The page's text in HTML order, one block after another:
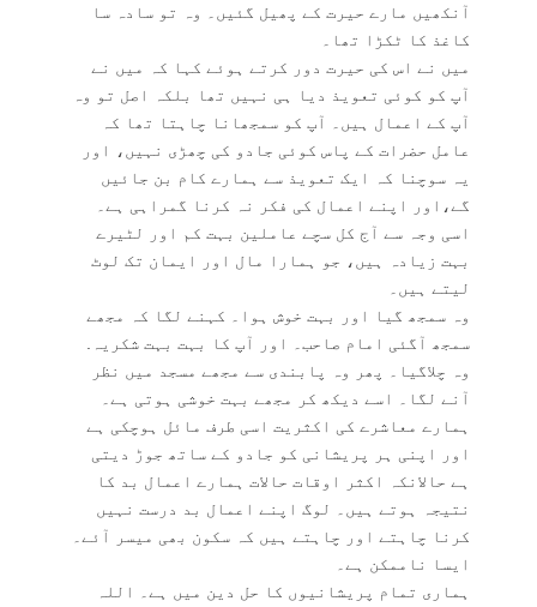
آنکھیں مارے حیرت کے پھیل گئیں۔ وہ تو سادہ سا
کاغذ کا ٹکڑا تھا۔
میں نے اس کی حیرت دور کرتے ہوئے کہا کہ میں نے
آپ کو کوئی تعویذ دیا ہی نہیں تھا بلکہ اصل تو وہ
آپ کے اعمال ہیں۔ آپ کو سمجھانا چاہتا تھا کہ
عامل حضرات کے پاس کوئی جادو کی چھڑی نہیں، اور
یہ سوچنا کہ ایک تعویذ سے ہمارے کام بن جائیں
گے،اور اپنے اعمال کی فکر نہ کرنا گمراہی ہے۔
اسی وجہ سے آج کل سچے عاملین بہت کم اور لٹیرے
بہت زیادہ ہیں، جو ہمارا مال اور ایمان تک لوٹ
لیتے ہیں۔
وہ سمجھ گیا اور بہت خوش ہوا۔ کہنے لگا کہ مجھے
سمجھ آگئی امام صاحب۔ اور آپ کا بہت بہت شکریہ.
وہ چلاگیا۔ پھر وہ پابندی سے مجھے مسجد میں نظر
آنے لگا۔ اسے دیکھ کر مجھے بہت خوشی ہوتی ہے۔
ہمارے معاشرے کی اکثریت اسی طرف مائل ہوچکی ہے
اور اپنی ہر پریشانی کو جادو کے ساتھ جوڑ دیتی
ہے حالانکہ اکثر اوقات حالات ہمارے اعمال بد کا
نتیجہ ہوتے ہیں۔ لوگ اپنے اعمال بد درست نہیں
کرنا چاہتے اور چاہتے ہیں کہ سکون بھی میسر آئے۔
ایسا ناممکن ہے۔
ہماری تمام پریشانیوں کا حل دین میں ہے۔ اللہ